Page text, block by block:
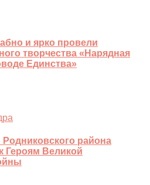
и ярко провели
творчества «Нарядная
Единства»
района
Героям Великой